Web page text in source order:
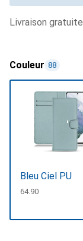
livraison gratuite
Couleur 88
Bleu Ciel PU
CHF
64.90